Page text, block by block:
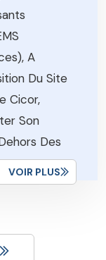
A
Du Site
Cicor,
Son
Des
L’Agence
VOIR PLUS